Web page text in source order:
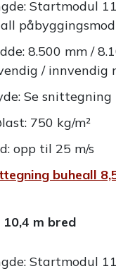
Startmodul
8.500 mm /
/ innvendig
Se snittegning
750 kg/m²
opp til 25 m/s
buheall
10,4 m bred
Startmodul